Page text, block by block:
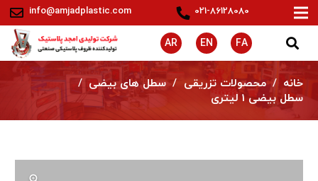
021-86128080
info@amjadplastic.com
FA
EN
AR
خانه / محصولات تزریقی / سطل های بیضی /
سطل بيضی 1 ليتری